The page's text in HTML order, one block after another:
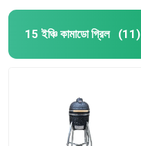
15 ইঞ্চি কামাডো গ্রিল (11)